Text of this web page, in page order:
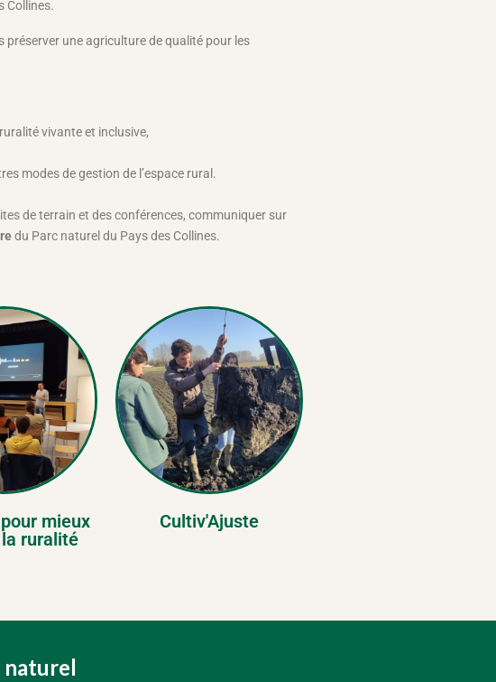
Collines.
préserver une agriculture de qualité pour les
vivante et inclusive,
modes de gestion de l’espace rural.
de terrain et des conférences, communiquer sur
du Parc naturel du Pays des Collines.
mieux
ruralité
Cultiv'Ajuste
naturel